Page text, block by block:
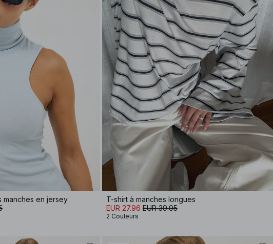
manches en jersey
T-shirt à manches longues
EUR 27.96 EUR 39.95
2 Couleurs